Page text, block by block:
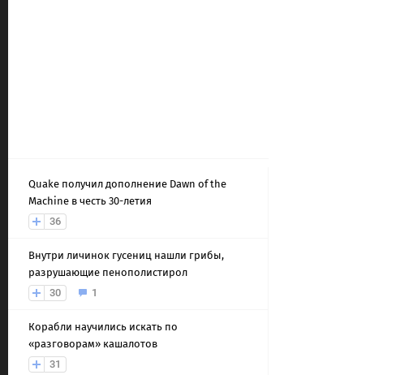
Quake получил дополнение Dawn of the
Machine в честь 30-летия
36
Внутри личинок гусениц нашли грибы,
разрушающие пенополистирол
30
1
Корабли научились искать по
«разговорам» кашалотов
31